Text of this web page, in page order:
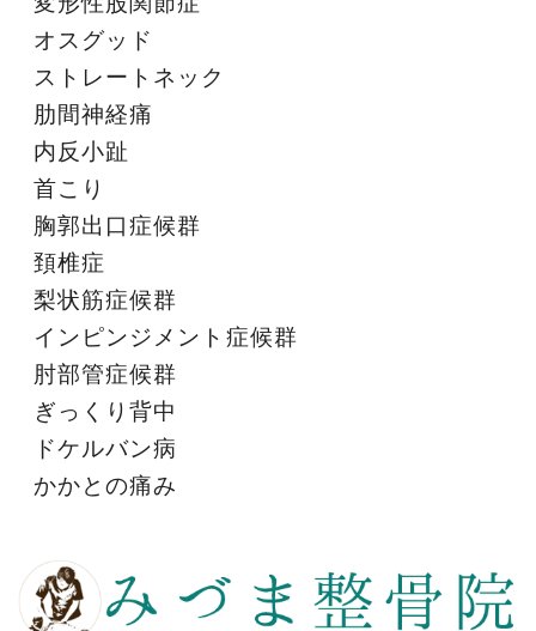
オスグッド
ストレートネック
肋間神経痛
内反小趾
首こり
胸郭出口症候群
頚椎症
梨状筋症候群
インピンジメント症候群
肘部管症候群
ぎっくり背中
ドケルバン病
かかとの痛み